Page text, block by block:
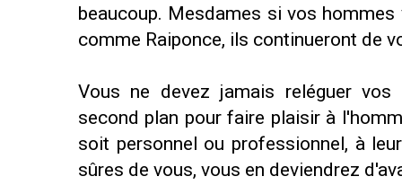
beaucoup. Mesdames si vos
comme Raiponce, ils continueront de
Vous ne devez jamais reléguer
second plan pour faire plaisir à
soit personnel ou professionnel, à
sûres de vous, vous en deviendrez